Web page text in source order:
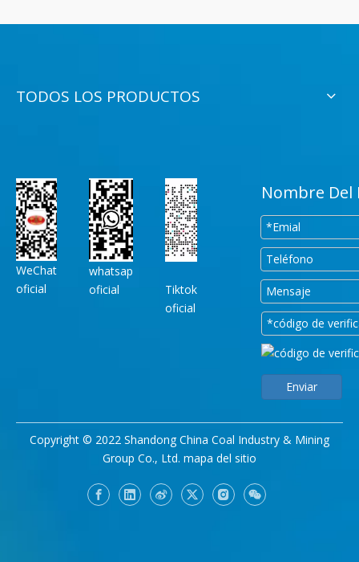
TODOS LOS PRODUCTOS
WeChat
oficial
whatsap
oficial
Tiktok
oficial
Nombre
Enviar
Copyright © 2022 Shandong China Coal Industry & Mining
Group Co., Ltd. mapa del sitio